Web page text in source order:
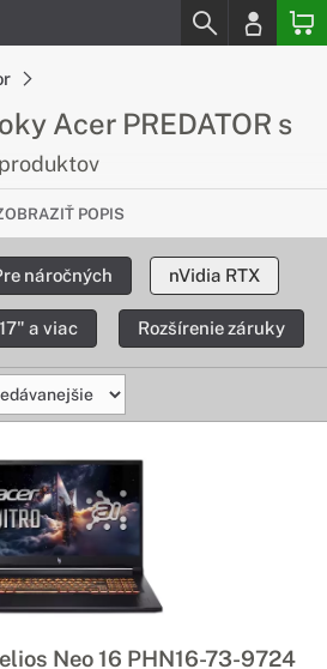
Acer PREDATOR s
grafickou
Acer Predator s vynikajúcou
RTX.
POPIS
náročných nVidia RTX
17" a viac Rozšírenie záruky
Neo 16 PHN16-73-9724